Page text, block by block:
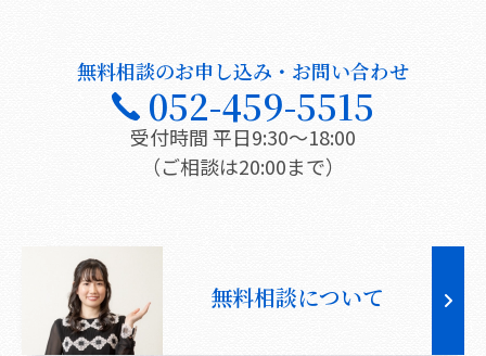
無料相談のお申し込み・お問い合わせ
052-459-5515
受付時間 平日9:30〜18:00
（ご相談は20:00まで）
無料相談について